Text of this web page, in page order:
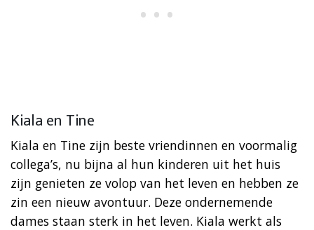
Kiala en Tine
Kiala en Tine zijn beste vriendinnen en voormalig
collega’s, nu bijna al hun kinderen uit het huis
zijn genieten ze volop van het leven en hebben ze
zin een nieuw avontuur. Deze ondernemende
dames staan sterk in het leven. Kiala werkt als